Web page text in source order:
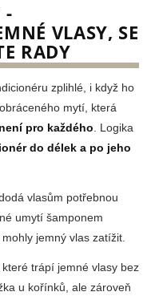
-
VLASY, SE
RADY
zplihlé, i když ho
mytí, která
pro každého. Logika
do délek a po jeho
vlasům potřebnou
umytí šamponem
jemný vlas zatížit.
které trápí jemné vlasy bez
u kořínků, ale zároveň